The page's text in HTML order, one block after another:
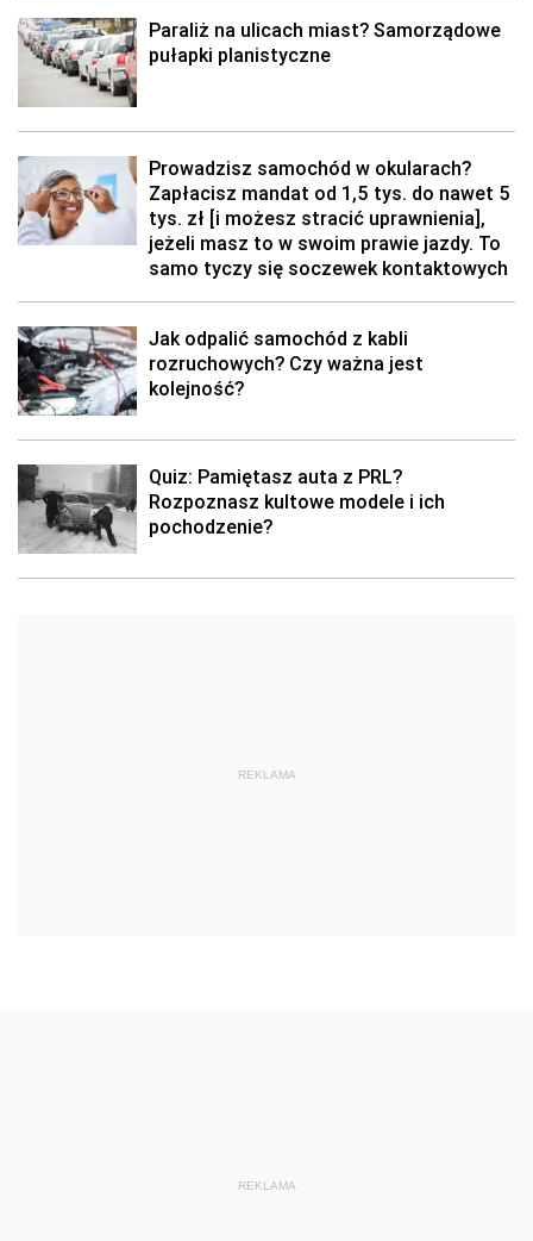
Paraliż na ulicach miast? Samorządowe
pułapki planistyczne
Prowadzisz samochód w okularach?
Zapłacisz mandat od 1,5 tys. do nawet 5
tys. zł [i możesz stracić uprawnienia],
jeżeli masz to w swoim prawie jazdy. To
samo tyczy się soczewek kontaktowych
Jak odpalić samochód z kabli
rozruchowych? Czy ważna jest
kolejność?
Quiz: Pamiętasz auta z PRL?
Rozpoznasz kultowe modele i ich
pochodzenie?
REKLAMA
REKLAMA